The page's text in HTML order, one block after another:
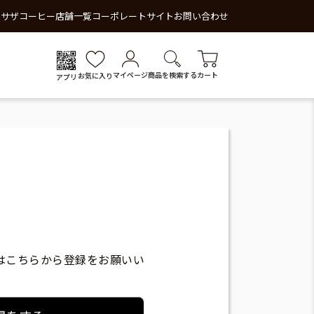
ザコーヒー店舗一覧コーポレートサイトお問い合わせ
アプリ お気に入り マイページ商品を検索するカート
ちらから登録をお願いい